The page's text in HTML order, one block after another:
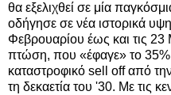
θα εξελιχθεί σε μία
οδήγησε σε νέα ιστορικά
Φεβρουαρίου έως και τις
πτώση, που «έφαγε» το 35%
καταστροφικό sell off από
τη δεκαετία του '30. Με τις